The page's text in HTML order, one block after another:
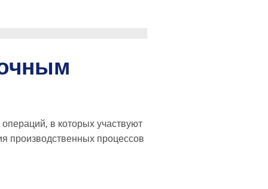
в которых участвуют
производственных процессов